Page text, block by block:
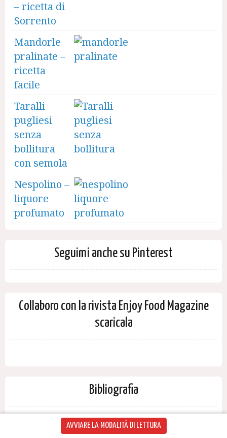
AVVIARE LA MODALITÀ DI LETTURA
– ricetta di
Sorrento
Mandorle
pralinate –
ricetta
facile
Taralli
pugliesi
senza
bollitura
con semola
Nespolino –
liquore
profumato
Seguimi anche su Pinterest
Collaboro con la rivista Enjoy Food Magazine
scaricala
Bibliografia
Le ricette che vi propongo sono tratte da
libri di cucina che ho da anni, da riviste di